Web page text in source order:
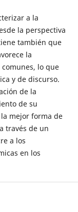
a la
la perspectiva
también que
la
lo que
y de discurso.
de la
de su
mejor forma de
través de un
a los
en los